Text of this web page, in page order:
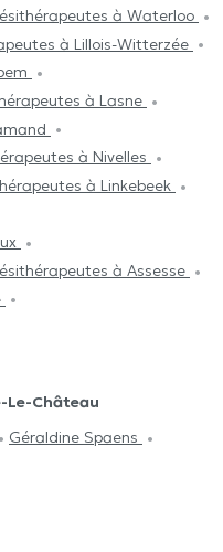
à Waterloo
à Lillois-Witterzée
à Lasne
à Nivelles
à Linkebeek
à Assesse
Le-Château
Géraldine Spaens